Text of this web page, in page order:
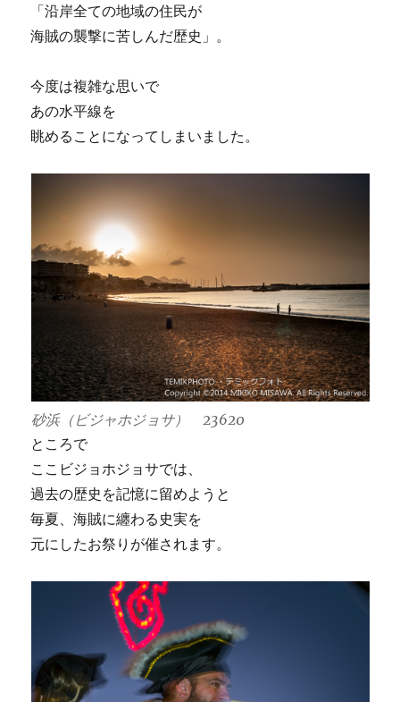
「沿岸全ての地域の住民が
海賊の襲撃に苦しんだ歴史」。
今度は複雑な思いで
あの水平線を
眺めることになってしまいました。
砂浜（ビジャホジョサ） 23620
ところで
ここビジョホジョサでは、
過去の歴史を記憶に留めようと
毎夏、海賊に纏わる史実を
元にしたお祭りが催されます。